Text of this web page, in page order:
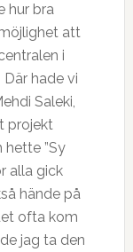
hur bra
att
i
Där hade vi
Saleki,
projekt
hette ”Sy
alla gick
hände på
ofta kom
jag ta den